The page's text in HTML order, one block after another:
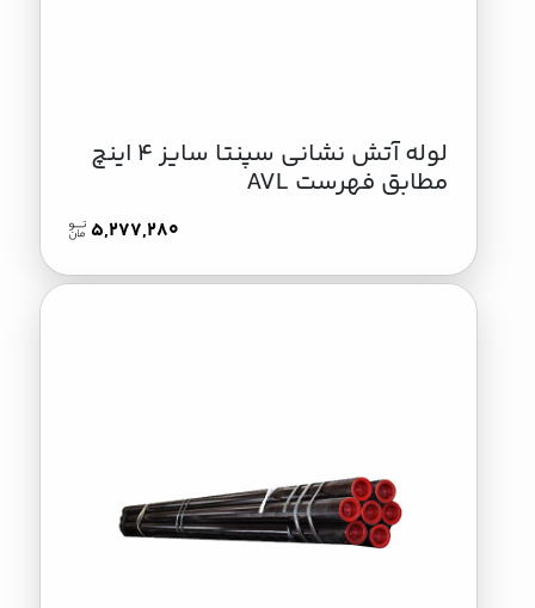
لوله آتش نشانی سپنتا سایز 4 اینچ
مطابق فهرست AVL
5,277,280